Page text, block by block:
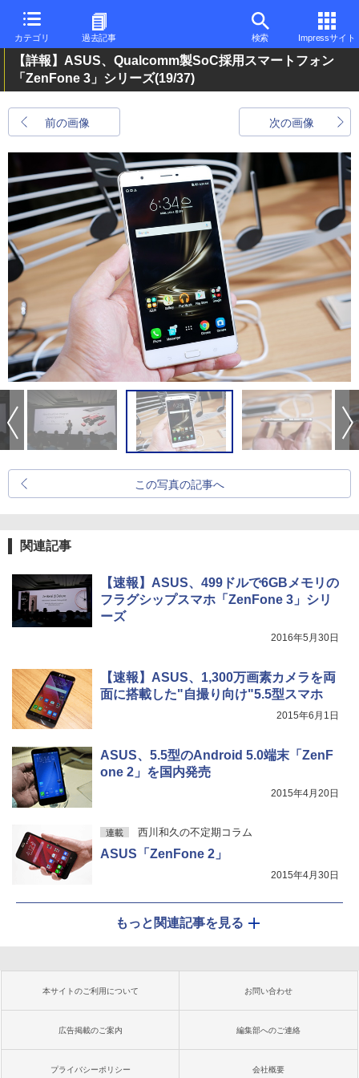
カテゴリ 過去記事 検索 Impressサイト
【詳報】ASUS、Qualcomm製SoC採用スマートフォン
「ZenFone 3」シリーズ(19/37)
前の画像 次の画像
この写真の記事へ
関連記事
【速報】ASUS、499ドルで6GBメモリの
フラグシップスマホ「ZenFone 3」シリ
ーズ
2016年5月30日
【速報】ASUS、1,300万画素カメラを両
面に搭載した"自撮り向け"5.5型スマホ
2015年6月1日
ASUS、5.5型のAndroid 5.0端末「ZenF
one 2」を国内発売
2015年4月20日
連載 西川和久の不定期コラム
ASUS「ZenFone 2」
2015年4月30日
もっと関連記事を見る
本サイトのご利用について お問い合わせ
広告掲載のご案内 編集部へのご連絡
プライバシーポリシー 会社概要